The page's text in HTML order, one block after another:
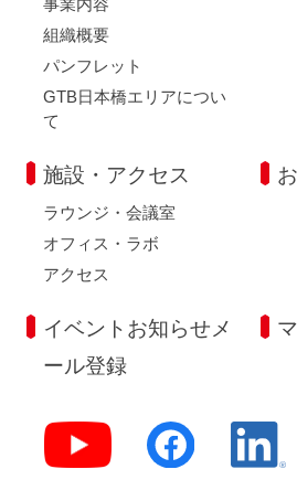
事業内容
組織概要
パンフレット
GTB日本橋エリアについ
て
施設・アクセス
ラウンジ・会議室
オフィス・ラボ
アクセス
イベントお知らせメ
ール登録